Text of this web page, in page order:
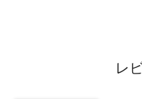
レ